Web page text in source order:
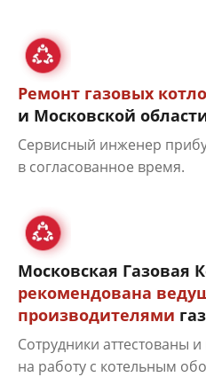
Ремонт газовых
и Московской
Сервисный инженер
в согласованное время.
Московская Газовая
рекомендована
производителями
Сотрудники аттестованы
на работу с котельным